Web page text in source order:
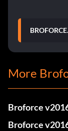
More
Broforce
Broforce